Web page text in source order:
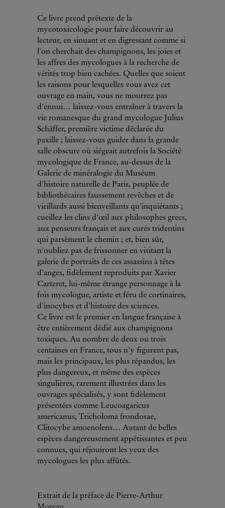
Ce livre prend prétexte de la
mycotoxicologie pour faire découvrir au
lecteur, en sinuant et en digressant comme si
l'on cherchait des champignons, les joies et
les affres des mycologues à la recherche de
vérités trop bien cachées. Quelles que soient
les raisons pour lesquelles vous avez cet
ouvrage en main, vous ne mourrez pas
d'ennui… laissez-vous entraîner à travers la
vie romanesque du grand mycologue Julius
Schäffer, première victime déclarée du
paxille ; laissez-vous guider dans la grande
salle obscure où siégeait autrefois la Société
mycologique de France, au-dessus de la
Galerie de minéralogie du Muséum
d'histoire naturelle de Paris, peuplée de
bibliothécaires faussement revêches et de
vieillards aussi bienveillants qu'inquiétants ;
cueillez les clins d'œil aux philosophes grecs,
aux penseurs français et aux curés tridentins
qui parsèment le chemin ; et, bien sûr,
n'oubliez pas de frissonner en visitant la
galerie de portraits de ces assassins à têtes
d'anges, fidèlement reproduits par Xavier
Carteret, lui-même étrange personnage à la
fois mycologue, artiste et féru de cortinaires,
d'inocybes et d'histoire des sciences.
Ce livre est le premier en langue française à
être entièrement dédié aux champignons
toxiques. Au nombre de deux ou trois
centaines en France, tous n'y figurent pas,
mais les principaux, les plus répandus, les
plus dangereux, et même des espèces
singulières, rarement illustrées dans les
ouvrages spécialisés, y sont fidèlement
présentées comme Leucoagaricus
americanus, Tricholoma frondosae,
Clitocybe amoenolens… Autant de belles
espèces dangereusement appétissantes et peu
connues, qui réjouiront les yeux des
mycologues les plus affûtés.
Extrait de la préface de Pierre-Arthur